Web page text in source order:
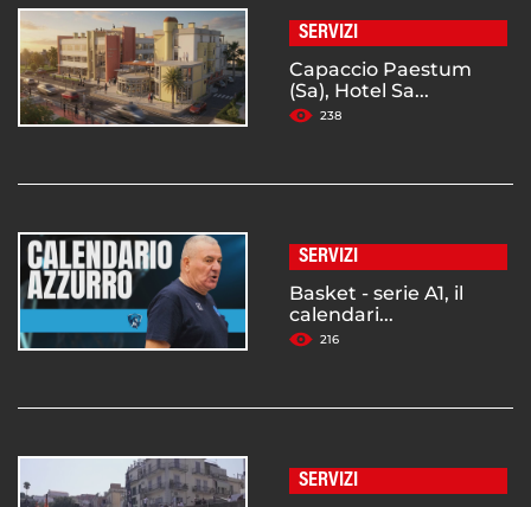
SERVIZI
Capaccio Paestum
(Sa), Hotel Sa...
238
SERVIZI
Basket - serie A1, il
calendari...
216
SERVIZI